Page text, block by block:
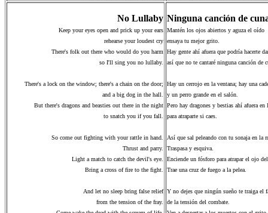
No Lullaby
Keep your eyes open and prick up your ears
rehearse your loudest cry
There's folk out there who would do you harm
so I'll sing you no lullaby.
There's a lock on the window; there's a chain on the door;
and a big dog in the hall.
But there's dragons and beasties out there in the night
to snatch you if you fall.
So come out fighting with your rattle in hand.
Thrust and parry.
Light a match to catch the devil's eye.
Bring a cross of fire to the fight.
And let no sleep bring false relief
from the tension of the fray.
Ninguna canción de
Mantén los ojos abiertos y aguza el oído
ensaya tu mejor grito.
Hay gente ahí afuera que podría hacerte
así que no te cantaré ninguna canción de
Hay un cerrojo en la ventana; hay una
y un perro grande en el salón.
Pero hay dragones y bestias ahí afuera en
para atraparte si caes.
Así que sal peleando con tu sonaja en la
Traspasa y esquiva.
Enciende un fósforo para atrapar el ojo
Trae una cruz de fuego a la pelea.
Y no dejes que ningún sueño te traiga el
de la tensión del combate.